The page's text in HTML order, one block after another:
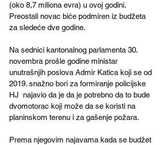
(oko 8,7 miliona evra) u ovoj godini.
Preostali novac biće podmiren iz budžeta
za sledeće dve godine.
Na sednici kantonalnog parlamenta 30.
novembra prošle godine ministar
unutrašnjih poslova Admir Katica koji se od
2019. snažno bori za formiranje policijske
HJ  najavio da je da je potrebno da to bude
dvomotorac koji može da se koristi na
planinskom terenu i za gašenje požara.
Prema njegovim najavama kada se budžet